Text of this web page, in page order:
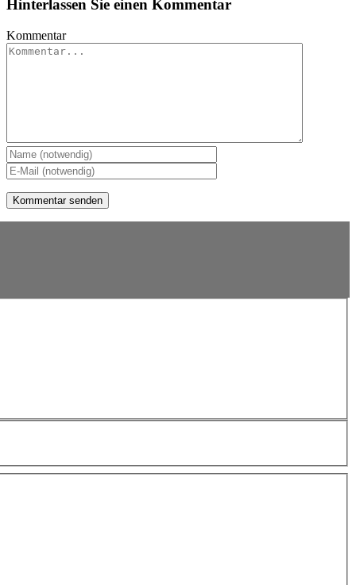
Hinterlassen Sie einen Kommentar
Kommentar